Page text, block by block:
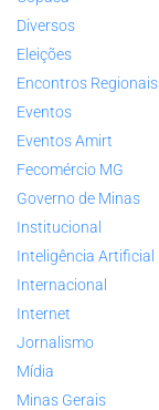
Diversos
Eleições
Encontros Regionais
Eventos
Eventos Amirt
Fecomércio MG
Governo de Minas
Institucional
Inteligência Artificial
Internacional
Internet
Jornalismo
Mídia
Minas Gerais